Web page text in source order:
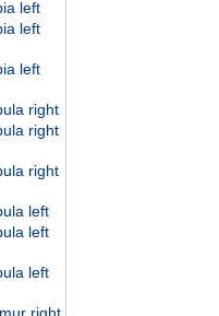
left
left
left
right
right
right
left
left
left